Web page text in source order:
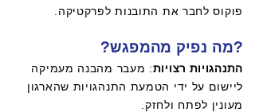
פוקוס לחבר את התובנות לפרקטיקה.
?מה נפיק מהמפגש?
התנהגויות רצויות: מעבר מהבנה מעמיקה
ליישום על ידי הטמעת התנהגויות שהארגון
מעונין לפתח ולחזק.